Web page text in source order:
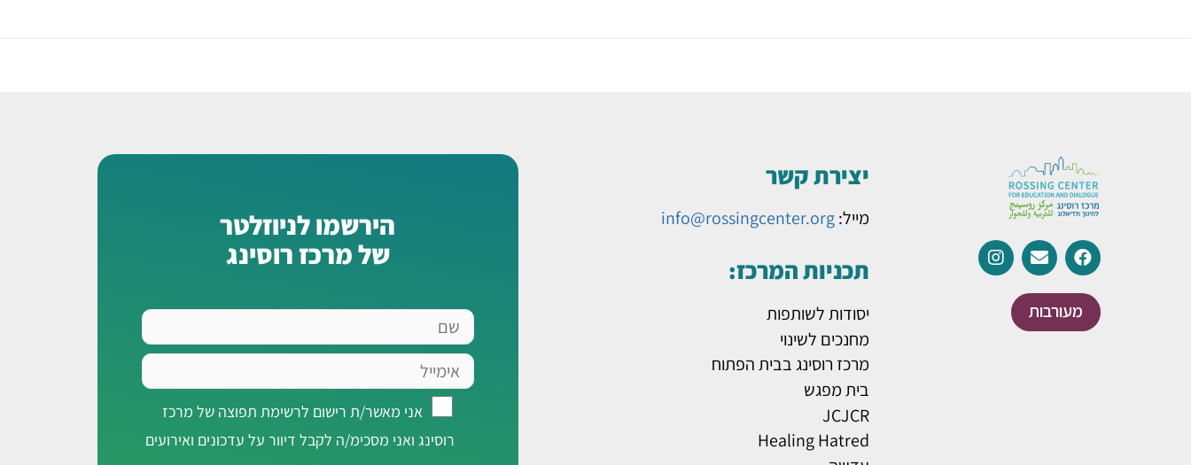
מעורבות
יצירת קשר
מייל:info@rossingcenter.org
תכניות המרכז:
יסודות לשותפות
מחנכים לשינוי
מרכז רוסינג בבית הפתוח
בית מפגש
JCJCR
Healing Hatred
הירשמו לניוזלטר
של מרכז רוסינג
שם
אימייל
מאשר/ת
אני מאשר/ת רישום לרשימת תפוצה של מרכז
רוסינג ואני מסכימ/ה לקבל דיוור על עדכונים ואירועים